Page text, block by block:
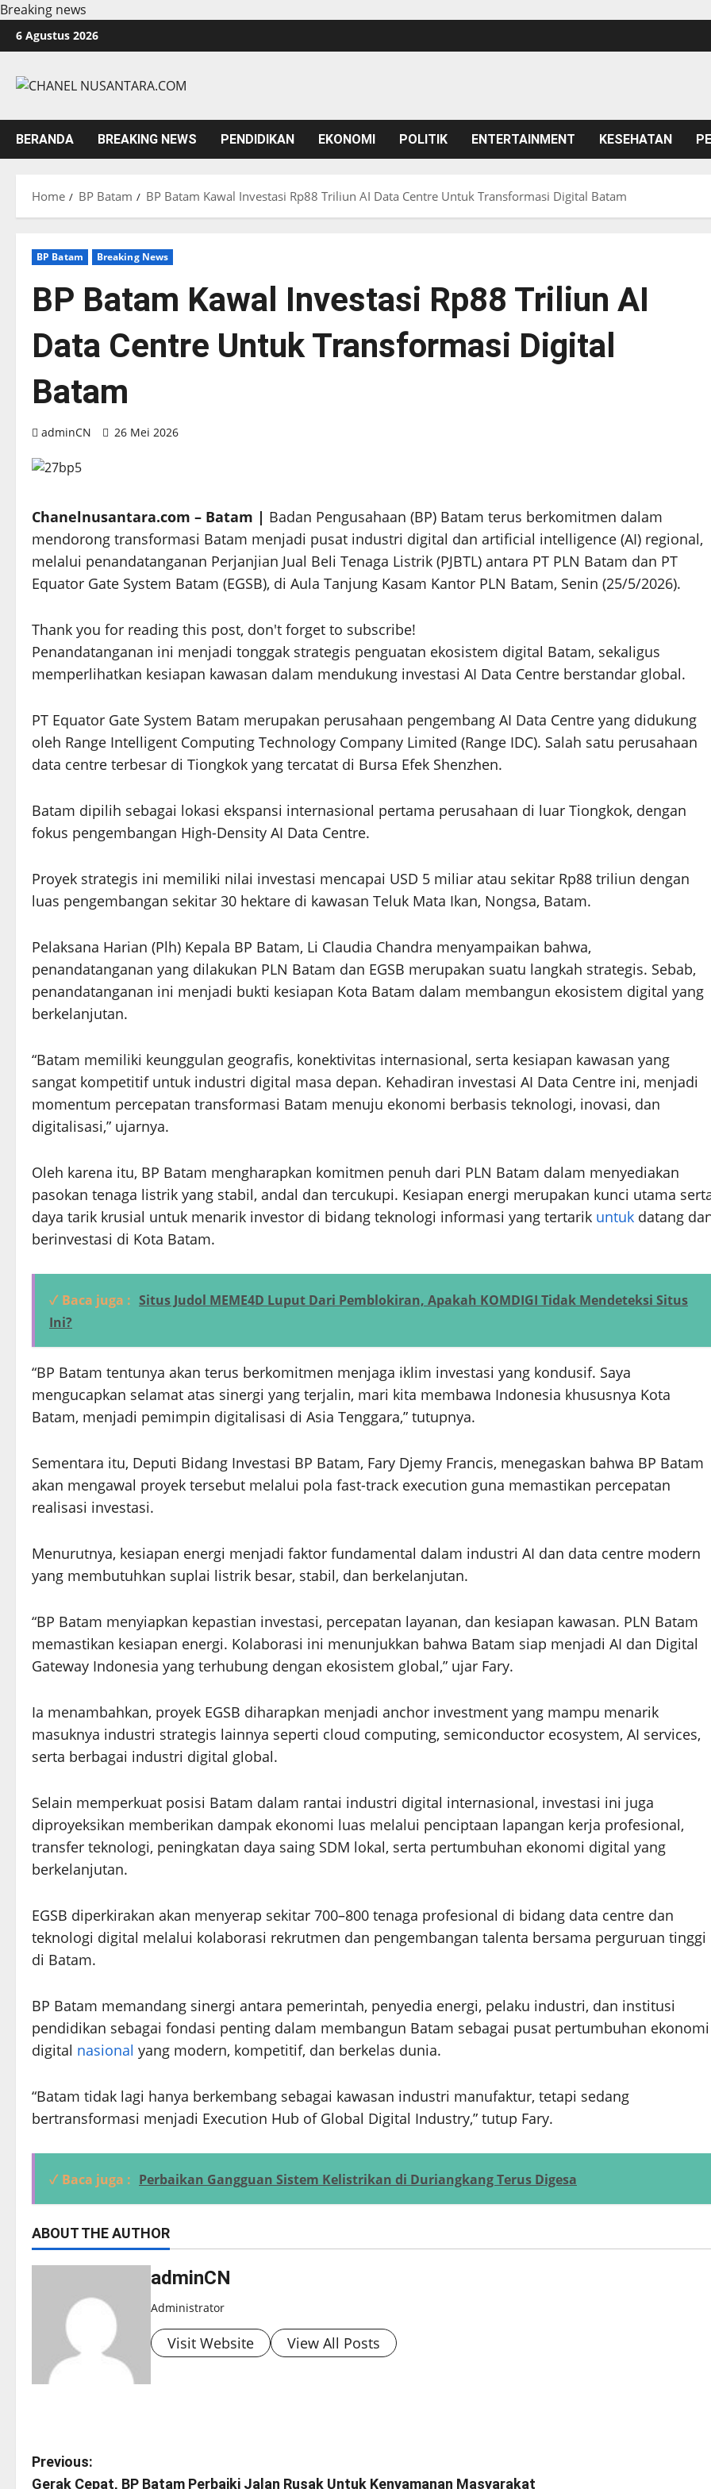
Breaking news
Skip
to
6 Agustus 2026
BERANDA BREAKING NEWS PENDIDIKAN EKONOMI POLITIK ENTERTAINMENT KESEHATAN
Home BP Batam BP Batam Kawal Investasi Rp88 Triliun AI Data Centre Untuk Transformasi Digital Batam
BP Batam Breaking News
BP Batam Kawal Investasi Rp88 Triliun AI
Data Centre Untuk Transformasi Digital
Batam
adminCN 26 Mei 2026
Chanelnusantara.com – Batam | Badan Pengusahaan (BP) Batam terus berkomitmen dalam
mendorong transformasi Batam menjadi pusat industri digital dan artificial intelligence (AI) regional,
melalui penandatanganan Perjanjian Jual Beli Tenaga Listrik (PJBTL) antara PT PLN Batam dan PT
Equator Gate System Batam (EGSB), di Aula Tanjung Kasam Kantor PLN Batam, Senin (25/5/2026).
Thank you for reading this post, don't forget to subscribe!
Penandatanganan ini menjadi tonggak strategis penguatan ekosistem digital Batam, sekaligus
memperlihatkan kesiapan kawasan dalam mendukung investasi AI Data Centre berstandar global.
PT Equator Gate System Batam merupakan perusahaan pengembang AI Data Centre yang didukung
oleh Range Intelligent Computing Technology Company Limited (Range IDC). Salah satu perusahaan
data centre terbesar di Tiongkok yang tercatat di Bursa Efek Shenzhen.
Batam dipilih sebagai lokasi ekspansi internasional pertama perusahaan di luar Tiongkok, dengan
fokus pengembangan High-Density AI Data Centre.
Proyek strategis ini memiliki nilai investasi mencapai USD 5 miliar atau sekitar Rp88 triliun dengan
luas pengembangan sekitar 30 hektare di kawasan Teluk Mata Ikan, Nongsa, Batam.
Pelaksana Harian (Plh) Kepala BP Batam, Li Claudia Chandra menyampaikan bahwa,
penandatanganan yang dilakukan PLN Batam dan EGSB merupakan suatu langkah strategis. Sebab,
penandatanganan ini menjadi bukti kesiapan Kota Batam dalam membangun ekosistem digital yang
berkelanjutan.
“Batam memiliki keunggulan geografis, konektivitas internasional, serta kesiapan kawasan yang
sangat kompetitif untuk industri digital masa depan. Kehadiran investasi AI Data Centre ini, menjadi
momentum percepatan transformasi Batam menuju ekonomi berbasis teknologi, inovasi, dan
digitalisasi,” ujarnya.
Oleh karena itu, BP Batam mengharapkan komitmen penuh dari PLN Batam dalam menyediakan
pasokan tenaga listrik yang stabil, andal dan tercukupi. Kesiapan energi merupakan kunci utama
daya tarik krusial untuk menarik investor di bidang teknologi informasi yang tertarik untuk datang
berinvestasi di Kota Batam.
✓ Baca juga : Situs Judol MEME4D Luput Dari Pemblokiran, Apakah KOMDIGI Tidak Mendeteksi Situs
Ini?
“BP Batam tentunya akan terus berkomitmen menjaga iklim investasi yang kondusif. Saya
mengucapkan selamat atas sinergi yang terjalin, mari kita membawa Indonesia khususnya Kota
Batam, menjadi pemimpin digitalisasi di Asia Tenggara,” tutupnya.
Sementara itu, Deputi Bidang Investasi BP Batam, Fary Djemy Francis, menegaskan bahwa BP Batam
akan mengawal proyek tersebut melalui pola fast-track execution guna memastikan percepatan
realisasi investasi.
Menurutnya, kesiapan energi menjadi faktor fundamental dalam industri AI dan data centre modern
yang membutuhkan suplai listrik besar, stabil, dan berkelanjutan.
“BP Batam menyiapkan kepastian investasi, percepatan layanan, dan kesiapan kawasan. PLN Batam
memastikan kesiapan energi. Kolaborasi ini menunjukkan bahwa Batam siap menjadi AI dan Digital
Gateway Indonesia yang terhubung dengan ekosistem global,” ujar Fary.
Ia menambahkan, proyek EGSB diharapkan menjadi anchor investment yang mampu menarik
masuknya industri strategis lainnya seperti cloud computing, semiconductor ecosystem, AI services,
serta berbagai industri digital global.
Selain memperkuat posisi Batam dalam rantai industri digital internasional, investasi ini juga
diproyeksikan memberikan dampak ekonomi luas melalui penciptaan lapangan kerja profesional,
transfer teknologi, peningkatan daya saing SDM lokal, serta pertumbuhan ekonomi digital yang
berkelanjutan.
EGSB diperkirakan akan menyerap sekitar 700–800 tenaga profesional di bidang data centre dan
teknologi digital melalui kolaborasi rekrutmen dan pengembangan talenta bersama perguruan tinggi
di Batam.
BP Batam memandang sinergi antara pemerintah, penyedia energi, pelaku industri, dan institusi
pendidikan sebagai fondasi penting dalam membangun Batam sebagai pusat pertumbuhan ekonomi
digital nasional yang modern, kompetitif, dan berkelas dunia.
“Batam tidak lagi hanya berkembang sebagai kawasan industri manufaktur, tetapi sedang
bertransformasi menjadi Execution Hub of Global Digital Industry,” tutup Fary.
✓ Baca juga : Perbaikan Gangguan Sistem Kelistrikan di Duriangkang Terus Digesa
ABOUT THE AUTHOR
adminCN
Administrator
Visit Website View All Posts
P
Previous:
Gerak Cepat, BP Batam Perbaiki Jalan Rusak Untuk Kenyamanan Masyarakat